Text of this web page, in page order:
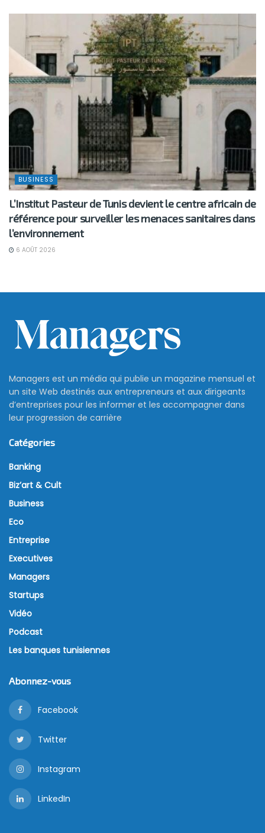
BUSINESS
L’Institut Pasteur de Tunis devient le centre africain de
référence pour surveiller les menaces sanitaires dans
l’environnement
6 AOÛT 2026
Managers est un média qui publie un magazine mensuel et
un site Web destinés aux entrepreneurs et aux dirigeants
d’entreprises pour les informer et les accompagner dans
leur progression de carrière
Catégories
Banking
Biz’art & Cult
Business
Eco
Entreprise
Executives
Managers
Startups
Vidéo
Podcast
Les banques tunisiennes
Abonnez-vous
Facebook
Twitter
Instagram
LinkedIn